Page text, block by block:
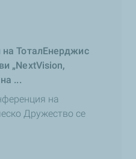
на ТоталЕнерджис
„NextVision,
...
на
Дружество се